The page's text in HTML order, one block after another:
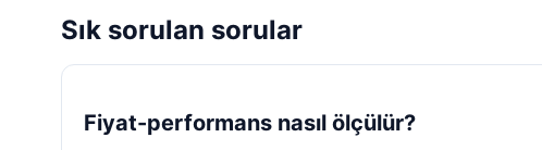
Sık sorulan sorular
Fiyat-performans nasıl ölçülür?